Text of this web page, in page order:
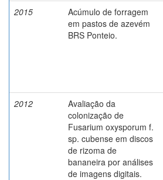
2015
Acúmulo de forragem
em pastos de azevém
BRS Ponteio.
2012
Avaliação da
colonização de
Fusarium oxysporum f.
sp. cubense em discos
de rizoma de
bananeira por análises
de imagens digitais.